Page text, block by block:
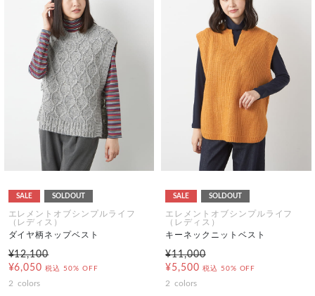
SALE SOLDOUT
エレメントオブシンプルライフ
（レディス）
ダイヤ柄ネップベスト
¥12,100
¥6,050 税込 50% OFF
2 colors
SALE SOLDOUT
エレメントオブシンプルライフ
（レディス）
キーネックニットベスト
¥11,000
¥5,500 税込 50% OFF
2 colors